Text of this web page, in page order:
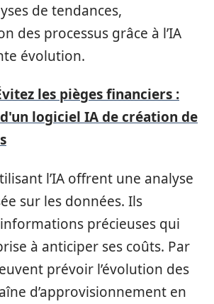
de tendances,
des processus grâce à l’IA
évolution.
les pièges financiers :
logiciel IA de création de
l’IA offrent une analyse
sur les données. Ils
précieuses qui
à anticiper ses coûts. Par
prévoir l’évolution des
d’approvisionnement en